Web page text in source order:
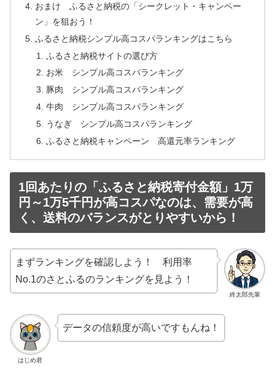
おまけ ふるさと納税の「シークレット・キャンペー
ン」を狙おう！
ふるさと納税シンプル高コスパランキングはこちら
ふるさと納税サイトの選び方
お米 シンプル高コスパランキング
豚肉 シンプル高コスパランキング
牛肉 シンプル高コスパランキング
うなぎ シンプル高コスパランキング
ふるさと納税キャンペーン 高還元率ランキング
1回あたりの「ふるさと納税寄付金額」1万
円～1万5千円が高コスパなのは、需要が高
く、送料のバランスがとりやすいから！
終太郎先輩
まずランキングを確認しよう！ 利用率
No.1のさとふるのランキングを見よう！
はじめ君
データの信頼度が高いですもんね！